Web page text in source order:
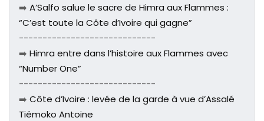
➡️ A’Salfo salue le sacre de Himra aux Flammes :
“C’est toute la Côte d’Ivoire qui gagne”
-----------------------------
➡️ Himra entre dans l’histoire aux Flammes avec
“Number One”
-----------------------------
➡️ Côte d’Ivoire : levée de la garde à vue d’Assalé
Tiémoko Antoine